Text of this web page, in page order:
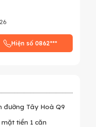
Hiện số 0862***
đường Tây Hoà Q9
tiền 1 căn